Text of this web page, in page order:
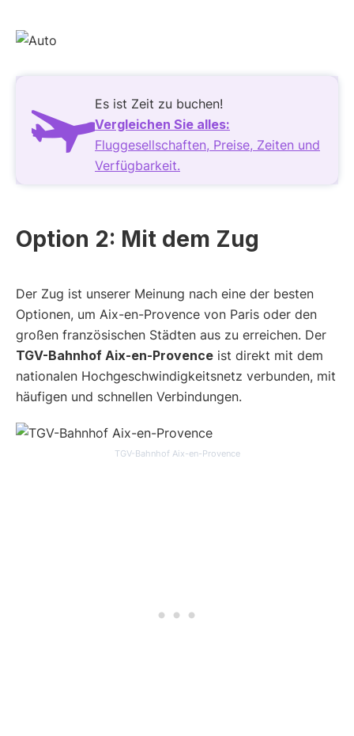
Es ist Zeit zu buchen!
Vergleichen Sie alles:
Fluggesellschaften, Preise, Zeiten und
Verfügbarkeit.
Option 2: Mit dem Zug
Der Zug ist unserer Meinung nach eine der besten
Optionen, um Aix-en-Provence von Paris oder den
großen französischen Städten aus zu erreichen. Der
TGV-Bahnhof Aix-en-Provence ist direkt mit dem
nationalen Hochgeschwindigkeitsnetz verbunden, mit
häufigen und schnellen Verbindungen.
TGV-Bahnhof Aix-en-Provence